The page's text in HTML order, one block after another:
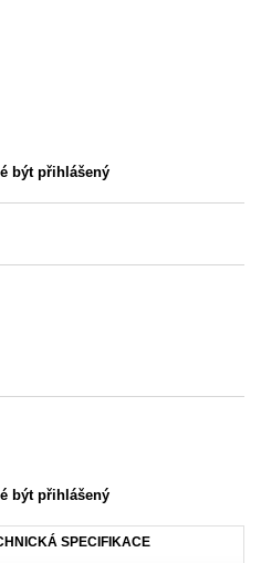
být přihlášený
být přihlášený
SPECIFIKACE